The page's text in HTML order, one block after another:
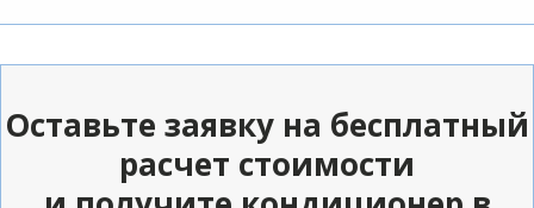
Оставьте заявку на бесплатный
расчет стоимости